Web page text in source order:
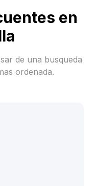
en
de una busqueda
ordenada.